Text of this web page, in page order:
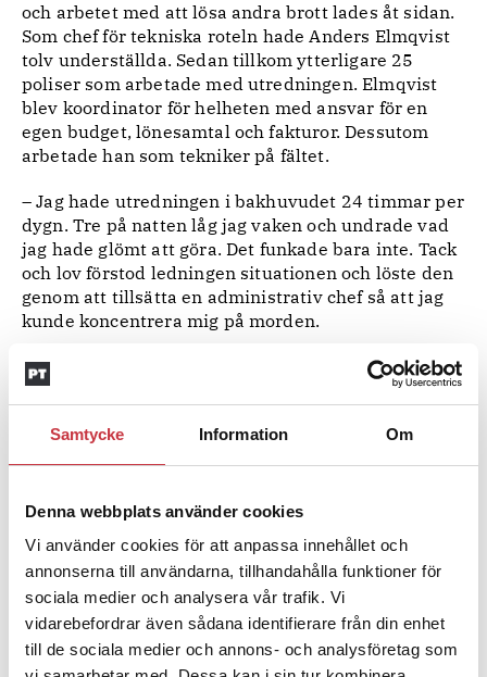
Samtycke Information Om
Denna webbplats använder cookies
Vi använder cookies för att anpassa innehållet och
annonserna till användarna, tillhandahålla funktioner för
sociala medier och analysera vår trafik. Vi
vidarebefordrar även sådana identifierare från din enhet
till de sociala medier och annons- och analysföretag som
och arbetet med att lösa andra brott lades åt sidan.
Som chef för tekniska roteln hade Anders Elmqvist
tolv underställda. Sedan tillkom ytterligare 25
poliser som arbetade med utredningen. Elmqvist
blev koordinator för helheten med ansvar för en
egen budget, lönesamtal och fakturor. Dessutom
arbetade han som tekniker på fältet.
– Jag hade utredningen i bakhuvudet 24 timmar per
dygn. Tre på natten låg jag vaken och undrade vad
jag hade glömt att göra. Det funkade bara inte. Tack
och lov förstod ledningen situationen och löste den
genom att tillsätta en administrativ chef så att jag
kunde koncentrera mig på morden.
Det blev 57-åringens dåliga ekonomi som till slut fällde
honom
. Polisen ville inte röja sitt intresse för honom
man på då Kronofogden beslagtog mannens sju
jaktvapen. Åklagaren beslutade i sin tur om beslag
efterhand, men Anders Elmqvist säger att han inte
är sömnlös för det han kallar en kreativ lösning. Det
blev också Elmqvist som till slut presenterade det
sista avgörande beviset för sina kollegor då de satt i
ett rum tillsammans med
Gärningsmannaprofilgruppen under en dagslång
genomgång.